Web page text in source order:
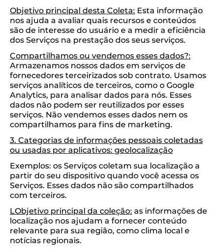
Objetivo principal desta Coleta: Esta informação
nos ajuda a avaliar quais recursos e conteúdos
são de interesse do usuário e a medir a eficiência
dos Serviços na prestação dos seus serviços.
Compartilhamos ou vendemos esses dados?:
Armazenamos nossos dados em serviços de
fornecedores terceirizados sob contrato. Usamos
serviços analíticos de terceiros, como o Google
Analytics, para analisar dados para nós. Esses
dados não podem ser reutilizados por esses
serviços. Não vendemos esses dados nem os
compartilhamos para fins de marketing.
3. Categorias de informações pessoais coletadas
ou usadas por aplicativos: geolocalização
Exemplos: os Serviços coletam sua localização a
partir do seu dispositivo quando você acessa os
Serviços. Esses dados não são compartilhados
com terceiros.
LObjetivo principal da coleção: as informações de
localização nos ajudam a fornecer conteúdo
relevante para sua região, como clima local e
notícias regionais.